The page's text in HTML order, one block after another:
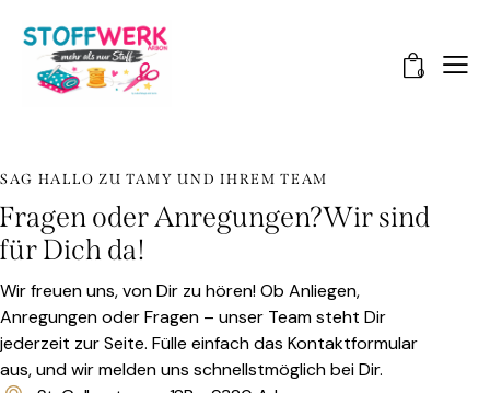
0
SAG HALLO ZU TAMY UND IHREM TEAM
Fragen oder Anregungen?Wir sind
für Dich da!
Wir freuen uns, von Dir zu hören! Ob Anliegen,
Anregungen oder Fragen – unser Team steht Dir
jederzeit zur Seite. Fülle einfach das Kontaktformular
aus, und wir melden uns schnellstmöglich bei Dir.